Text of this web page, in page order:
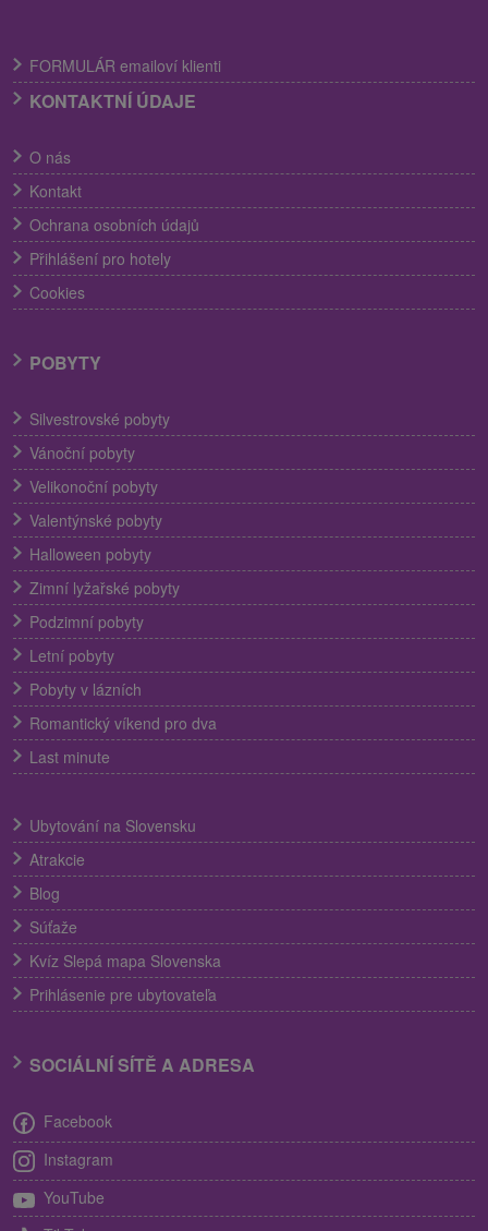
FORMULÁR emailoví klienti
KONTAKTNÍ ÚDAJE
O nás
Kontakt
Ochrana osobních údajů
Přihlášení pro hotely
Cookies
POBYTY
Silvestrovské pobyty
Vánoční pobyty
Velikonoční pobyty
Valentýnské pobyty
Halloween pobyty
Zimní lyžařské pobyty
Podzimní pobyty
Letní pobyty
Pobyty v lázních
Romantický víkend pro dva
Last minute
Ubytování na Slovensku
Atrakcie
Blog
Súťaže
Kvíz Slepá mapa Slovenska
Prihlásenie pre ubytovateľa
SOCIÁLNÍ SÍTĚ A ADRESA
Facebook
Instagram
YouTube